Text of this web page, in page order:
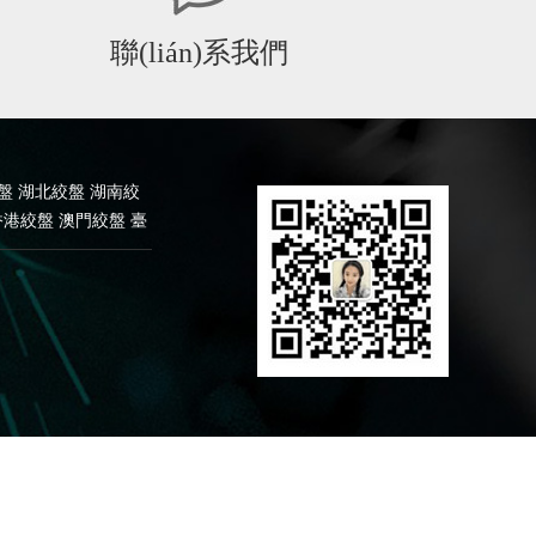
聯(lián)系我們
湖北絞盤 湖南絞
港絞盤 澳門絞盤 臺